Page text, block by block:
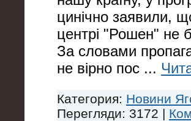
цинічно заявили,
центрі "Рошен" не
За словами
не вірно пос ...
Категория: Новини
Перегляди: 3172 |